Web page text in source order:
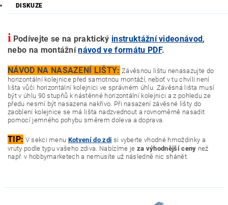
DISKUZE
i Podívejte se na praktický instruktážní videonávod ,
nebo na montážnínávod ve formátu PDF.
NÁVOD NA NASAZENÍ LIŠTY: Závěsnou lištu nenasazujte do
horizontální kolejnice před samotnou montáží, neboť v tu chvíli není
lišta vůči horizontální kolejnici ve správném úhlu. Závěsná lišta musí
být v úhlu 90 stupňů k nástěnné horizontální kolejnici a z pohledu ze
předu nesmí být nasazena nakřivo. Při nasazení závěsné lišty do
zaoblení kolejnice se má lišta nadzvednout a rovnoměrně nasadit
pomocí jemného pohybu směrem doleva a doprava.
TIP: V sekci menu Kotvení do zdi si vyberte vhodné hmoždinky a
vruty podle typu vašeho zdiva. Nabízíme je za výhodnější ceny než
např. v hobbymarketech a nemusíte už následně nic shánět.